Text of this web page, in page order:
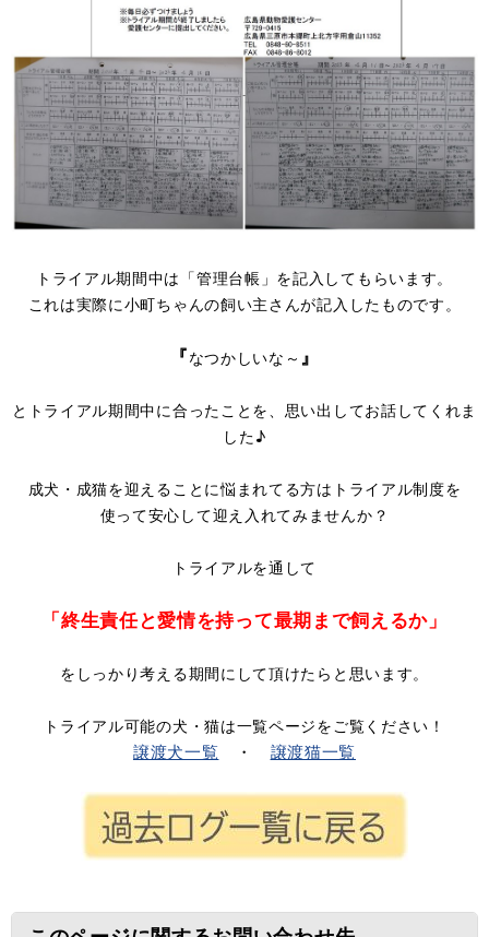
トライアル期間中は「管理台帳」を記入してもらいます。
これは実際に小町ちゃんの飼い主さんが記入したものです。
『なつかしいな～ 』
とトライアル期間中に合ったことを、思い出してお話してくれま
した♪
成犬・成猫を迎えることに悩まれてる方はトライアル制度を
使って安心して迎え入れてみませんか？
トライアルを通して
「終生責任と愛情を持って最期まで飼えるか」
をしっかり考える期間にして頂けたらと思います。
トライアル可能の犬・猫は一覧ページをご覧ください！
譲渡犬一覧 ・ 譲渡猫一覧